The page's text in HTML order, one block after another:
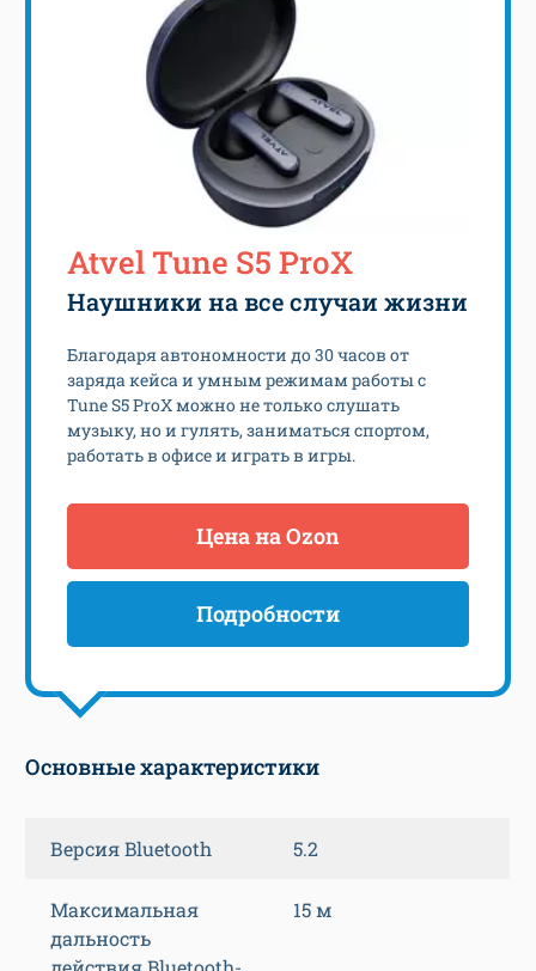
Atvel Tune S5 ProX
Наушники на все случаи жизни
Благодаря автономности до 30 часов от
заряда кейса и умным режимам работы с
Tune S5 ProX можно не только слушать
музыку, но и гулять, заниматься спортом,
работать в офисе и играть в игры.
Цена на Ozon
Подробности
Основные характеристики
Версия Bluetooth 5.2
Максимальная
дальность
15 м